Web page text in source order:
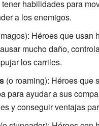
habilidades para
a los enemigos.
Héroes que usan
mucho daño,
los carriles.
(o roaming): Héroes que
para ayudar a sus
y conseguir ventajas